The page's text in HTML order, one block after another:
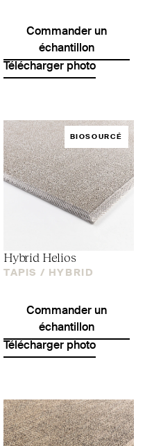
Commander un
échantillon
Télécharger photo
BIOSOURCÉ
Hybrid Helios
TAPIS / HYBRID
Commander un
échantillon
Télécharger photo